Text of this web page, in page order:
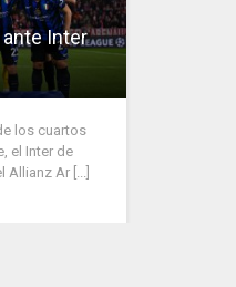
Inter
los cuartos
el Inter de
Allianz Ar [...]